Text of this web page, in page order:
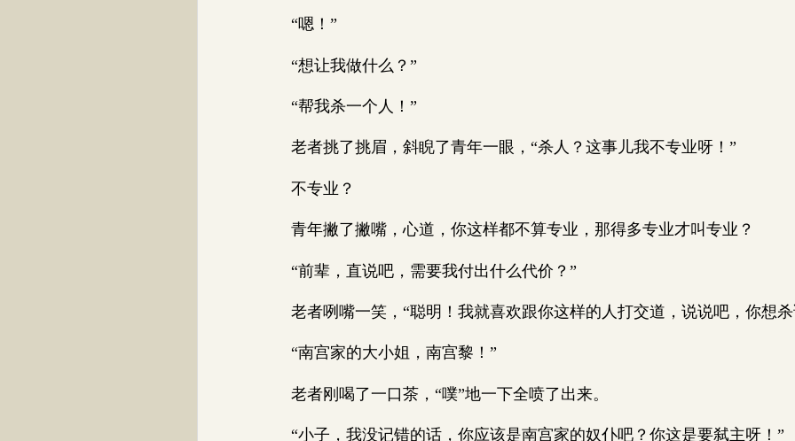
“嗯！”
“想让我做什么？”
“帮我杀一个人！”
老者挑了挑眉，斜睨了青年一眼，“杀人？这事儿我不专业呀！”
不专业？
青年撇了撇嘴，心道，你这样都不算专业，那得多专业才叫专业？
“前辈，直说吧，需要我付出什么代价？”
老者咧嘴一笑，“聪明！我就喜欢跟你这样的人打交道，说说吧，你想杀
“南宫家的大小姐，南宫黎！”
老者刚喝了一口茶，“噗”地一下全喷了出来。
“小子，我没记错的话，你应该是南宫家的奴仆吧？你这是要弑主呀！”